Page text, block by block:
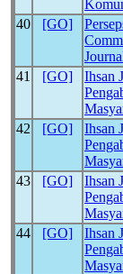
40
[GO]
41 [GO]
Ihsan
42
[GO]
Ihsan
43 [GO]
Ihsan
44
[GO]
Ihsan